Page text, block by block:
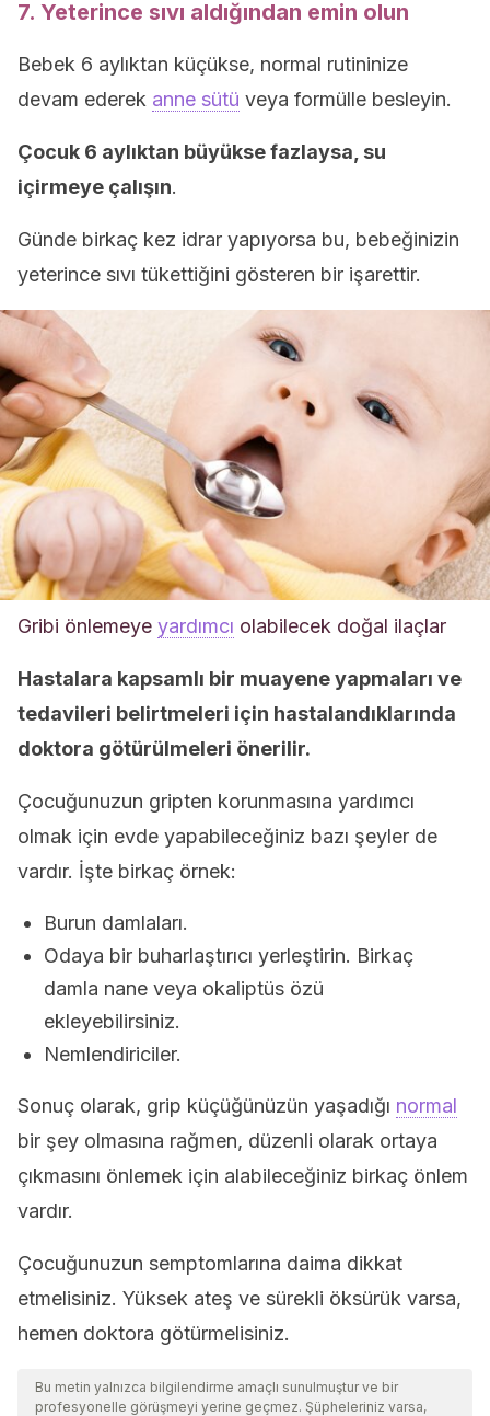
7. Yeterince sıvı aldığından emin olun
Bebek 6 aylıktan küçükse, normal rutininize
devam ederek anne sütü veya formülle besleyin.
Çocuk 6 aylıktan büyükse fazlaysa, su
içirmeye çalışın.
Günde birkaç kez idrar yapıyorsa bu, bebeğinizin
yeterince sıvı tükettiğini gösteren bir işarettir.
Gribi önlemeye yardımcı olabilecek doğal ilaçlar
Hastalara kapsamlı bir muayene yapmaları ve
tedavileri belirtmeleri için hastalandıklarında
doktora götürülmeleri önerilir.
Çocuğunuzun gripten korunmasına yardımcı
olmak için evde yapabileceğiniz bazı şeyler de
vardır. İşte birkaç örnek:
Burun damlaları.
Odaya bir buharlaştırıcı yerleştirin. Birkaç
damla nane veya okaliptüs özü
ekleyebilirsiniz.
Nemlendiriciler.
Sonuç olarak, grip küçüğünüzün yaşadığı normal
bir şey olmasına rağmen, düzenli olarak ortaya
çıkmasını önlemek için alabileceğiniz birkaç önlem
vardır.
Çocuğunuzun semptomlarına daima dikkat
etmelisiniz. Yüksek ateş ve sürekli öksürük varsa,
hemen doktora götürmelisiniz.
Bu metin yalnızca bilgilendirme amaçlı sunulmuştur ve bir
profesyonelle görüşmeyi yerine geçmez. Şüpheleriniz varsa,